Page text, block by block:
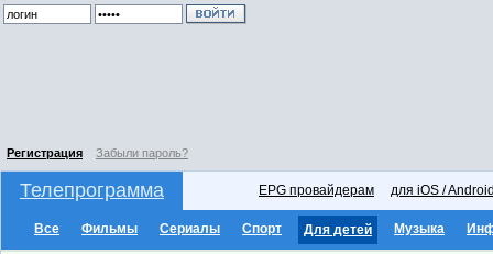
Регистрация Забыли пароль?
Телепрограмма EPG провайдерам для iOS /
Все Фильмы Сериалы Спорт Для детей Музыка